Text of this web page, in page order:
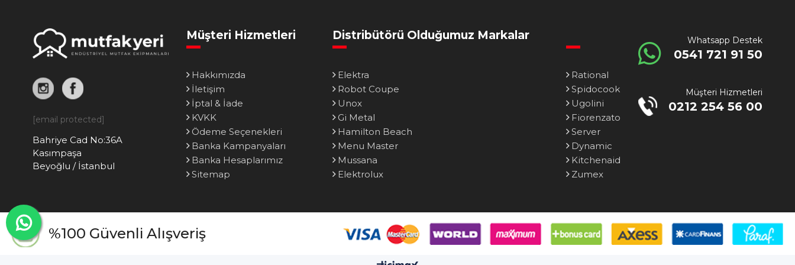
[email protected]
Bahriye Cad No:36A
Kasımpaşa
Beyoğlu / İstanbul
Müşteri Hizmetleri
Hakkımızda
İletişim
İptal & İade
KVKK
Ödeme Seçenekleri
Banka Kampanyaları
Banka Hesaplarımız
Sitemap
Distribütörü Olduğumuz Markalar
Elektra
Robot Coupe
Unox
Gi Metal
Hamilton Beach
Menu Master
Mussana
Elektrolux
Rational
Spidocook
Ugolini
Fiorenzato
Server
Dynamic
Kitchenaid
Zumex
Whatsapp Destek
0541 721 91 50
Müşteri Hizmetleri
0212 254 56 00
%100 Güvenli Alışveriş